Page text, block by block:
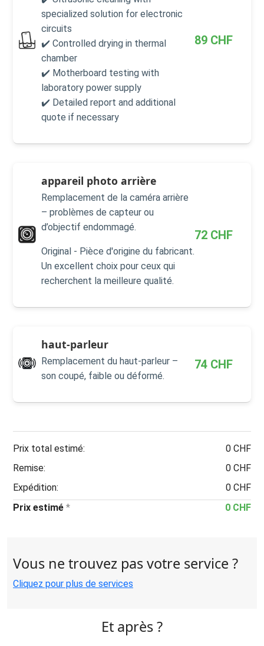
specialized solution for electronic
circuits
✔️ Controlled drying in thermal
chamber
✔️ Motherboard testing with
laboratory power supply
✔️ Detailed report and additional
quote if necessary
89 CHF
appareil photo arrière
Remplacement de la caméra arrière
– problèmes de capteur ou
d’objectif endommagé.
Original - Pièce d'origine du fabricant.
Un excellent choix pour ceux qui
recherchent la meilleure qualité.
72 CHF
haut-parleur
Remplacement du haut-parleur –
son coupé, faible ou déformé.
74 CHF
Prix total estimé:
0 CHF
Remise:
0 CHF
Expédition:
0 CHF
Prix estimé * 0 CHF
Vous ne trouvez pas votre service ?
Cliquez pour plus de services
Et après ?